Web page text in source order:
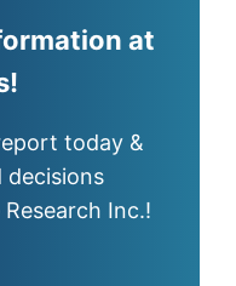
at
today &
Inc.!